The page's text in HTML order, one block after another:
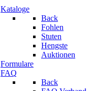
Kataloge
Back
Fohlen
Stuten
Hengste
Auktionen
Formulare
FAQ
Back